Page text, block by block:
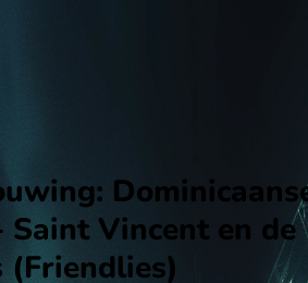
Vincent en de Grenadines
Saint Vincent en de
(Friendlies)